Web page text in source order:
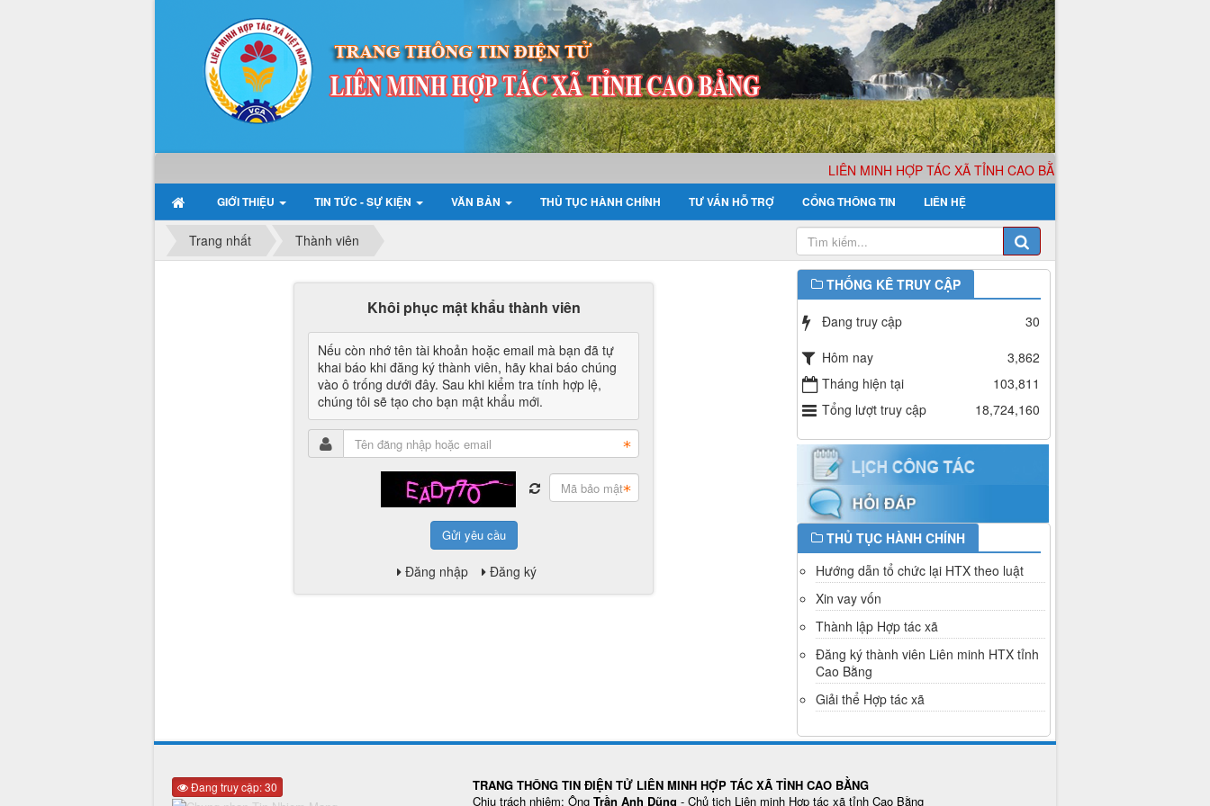
LIÊN MINH HỢP TÁC XÃ TỈNH CAO BẰNG XIN KÍNH CHÀO QUÝ
GIỚI THIỆU TIN TỨC - SỰ KIỆN VĂN BẢN THỦ TỤC HÀNH CHÍNH TƯ VẤN HỖ TRỢ CỔNG THÔNG TIN LIÊN HỆ
Trang nhất Thành viên
Khôi phục mật khẩu thành viên
Nếu còn nhớ tên tài khoản hoặc email mà bạn đã tự
khai báo khi đăng ký thành viên, hãy khai báo chúng
vào ô trống dưới đây. Sau khi kiểm tra tính hợp lệ,
chúng tôi sẽ tạo cho bạn mật khẩu mới.
Gửi yêu cầu
Đăng nhập Đăng ký
THỐNG KÊ TRUY CẬP
Đang truy cập
30
Hôm nay
3,862
Tháng hiện tại
103,811
Tổng lượt truy cập
18,724,160
THỦ TỤC HÀNH CHÍNH
Hướng dẫn tổ chức lại HTX theo luật
Xin vay vốn
Thành lập Hợp tác xã
Đăng ký thành viên Liên minh HTX tỉnh
Cao Bằng
Giải thể Hợp tác xã
Đang truy cập: 30
TRANG THÔNG TIN ĐIỆN TỬ LIÊN MINH HỢP TÁC XÃ TỈNH CAO BẰNG
Chịu trách nhiệm: Ông Trần Anh Dũng - Chủ tịch Liên minh Hợp tác xã tỉnh Cao Bằng